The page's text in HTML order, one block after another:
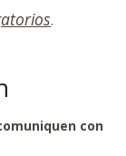
.
con